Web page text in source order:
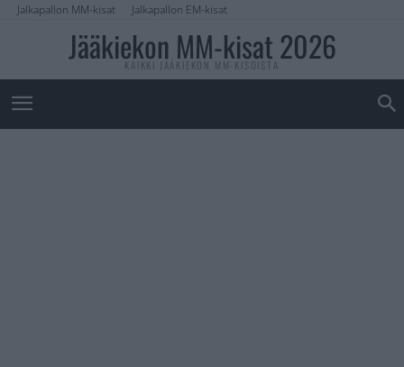
Jalkapallon MM-kisat Jalkapallon EM-kisat
Jääkiekon MM-kisat 2026
KAIKKI JÄÄKIEKON MM-KISOISTA